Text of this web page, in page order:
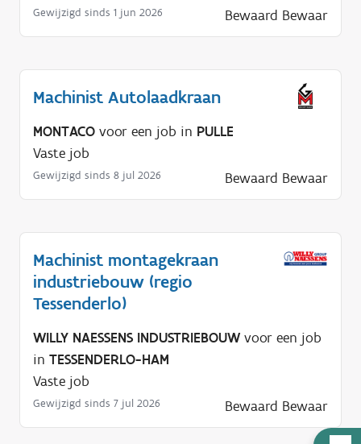
Gewijzigd sinds 1 jun 2026 Bewaard Bewaar
Machinist Autolaadkraan
MONTACO voor een job in PULLE
Vaste job
Gewijzigd sinds 8 jul 2026 Bewaard Bewaar
Machinist montagekraan
industriebouw (regio
Tessenderlo)
WILLY NAESSENS INDUSTRIEBOUW voor een job
in TESSENDERLO-HAM
Vaste job
Gewijzigd sinds 7 jul 2026 Bewaard Bewaar